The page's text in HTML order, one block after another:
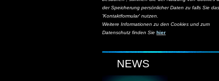
der Speicherung persönlicher Daten zu falls Sie das
'Kontaktformular' nutzen.
Weitere Informationen zu den Cookies und zum
Datenschutz finden Sie hier
NEWS